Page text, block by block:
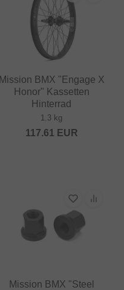
Mission BMX "Engage X
Honor" Kassetten
Hinterrad
1.3 kg
117.61 EUR
Mission BMX "Steel